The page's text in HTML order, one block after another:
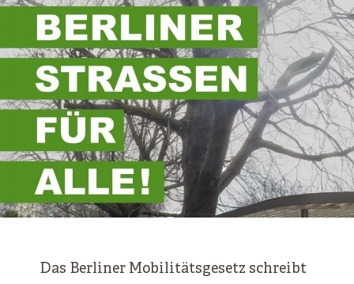
Das Berliner Mobilitätsgesetz schreibt